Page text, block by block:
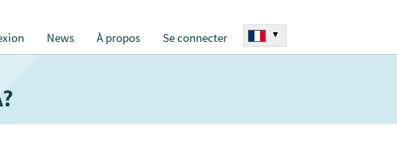
News À propos Se connecter ▾